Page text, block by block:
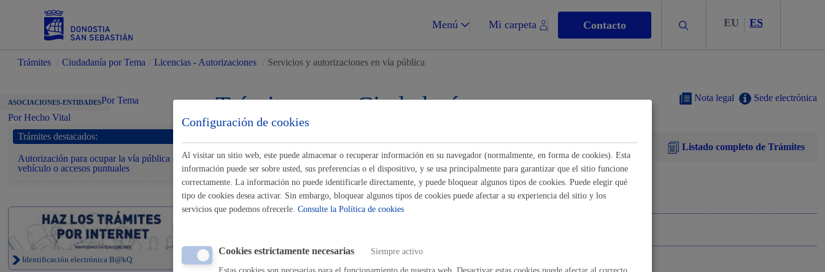
Menú Mi carpeta Contacto Buscar EU ES
Servicios sociales
Trámites Ciudadanía por Tema Licencias - Autorizaciones Servicios y autorizaciones en vía pública
ASOCIACIONES-ENTIDADESPor Tema
Por Hecho Vital
Trámites destacados:
Autorización para ocupar la vía pública con
vehículo o accesos puntuales
Identificación electrónica B@kQ
Trámites para Ciudadanía Sede electrónica
Nota legal
Listado completo de Trámites
Servicios y autorizaciones en vía pública
Autorizaciones de ocupación y acceso
Configuración de cookies
Al visitar un sitio web, este puede almacenar o recuperar información en su navegador (normalmente, en forma de cookies). Esta
información puede ser sobre usted, sus preferencias o el dispositivo, y se usa principalmente para garantizar que el sitio funcione
correctamente. La información no puede identificarle directamente, y puede bloquear algunos tipos de cookies. Puede elegir qué
tipo de cookies desea activar. Sin embargo, bloquear algunos tipos de cookies puede afectar a su experiencia del sitio y los
servicios que podemos ofrecerle. Consulte la Política de cookies
Cookies estrictamente necesarias Siempre activo